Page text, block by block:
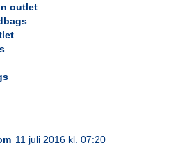
outlet
11 juli 2016 kl. 07:20